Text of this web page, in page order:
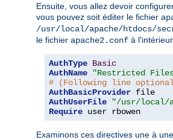
Ensuite, vous allez devoir
vous pouvez soit éditer le fichier
/usr/local/apache/htdocs/
le fichier apache2.conf à
AuthType Basic
AuthName
"Restricted
# (Following line
AuthBasicProvider
AuthUserFile
"/usr/local/
Require user rbowen
Examinons ces directives une à